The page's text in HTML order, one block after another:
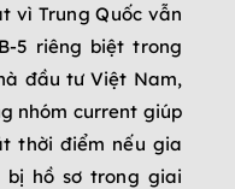
vì Trung Quốc vẫn
5 riêng biệt trong
đầu tư Việt Nam,
nhóm current giúp
thời điểm nếu gia
bị hồ sơ trong giai